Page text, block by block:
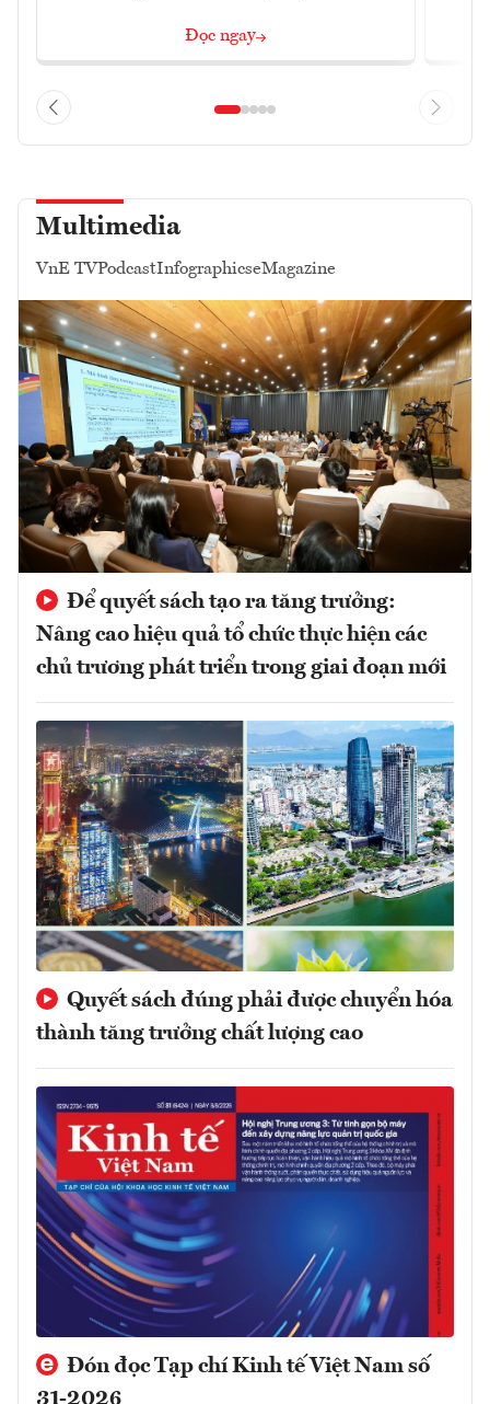
Đọc ngay
Multimedia
VnE TVPodcastInfographicseMagazine
Để quyết sách tạo ra tăng trưởng:
Nâng cao hiệu quả tổ chức thực hiện các
chủ trương phát triển trong giai đoạn mới
Quyết sách đúng phải được chuyển hóa
thành tăng trưởng chất lượng cao
Đón đọc Tạp chí Kinh tế Việt Nam số
31-2026